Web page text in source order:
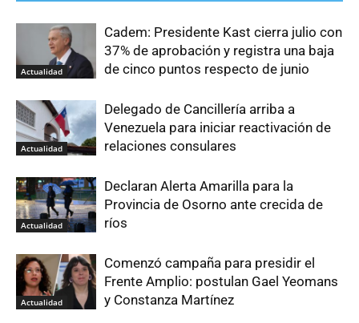
Actualidad
Cadem: Presidente Kast cierra julio con
37% de aprobación y registra una baja
de cinco puntos respecto de junio
Actualidad
Delegado de Cancillería arriba a
Venezuela para iniciar reactivación de
relaciones consulares
Actualidad
Declaran Alerta Amarilla para la
Provincia de Osorno ante crecida de
ríos
Actualidad
Comenzó campaña para presidir el
Frente Amplio: postulan Gael Yeomans
y Constanza Martínez